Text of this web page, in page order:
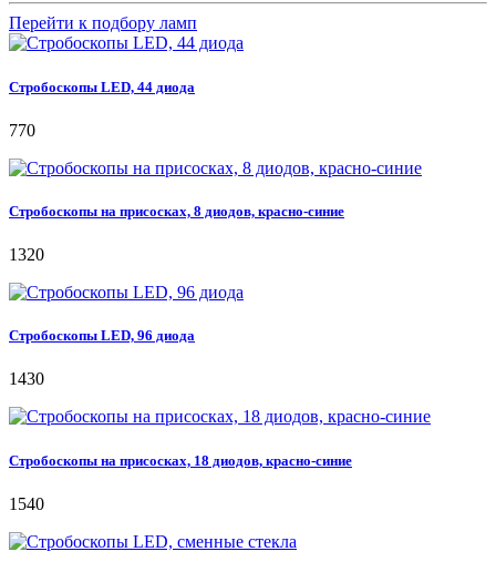
Перейти к подбору ламп
Стробоскопы LED, 44 диода
770
Стробоскопы на присосках, 8 диодов, красно-синие
1320
Стробоскопы LED, 96 диода
1430
Стробоскопы на присосках, 18 диодов, красно-синие
1540